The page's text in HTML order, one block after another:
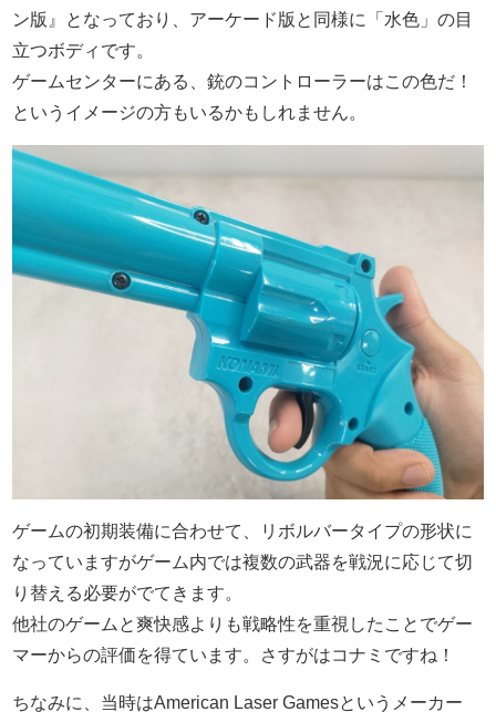
ン版』となっており、アーケード版と同様に「水色」の目
立つボディです。
ゲームセンターにある、銃のコントローラーはこの色だ！
というイメージの方もいるかもしれません。
ゲームの初期装備に合わせて、リボルバータイプの形状に
なっていますがゲーム内では複数の武器を戦況に応じて切
り替える必要がでてきます。
他社のゲームと爽快感よりも戦略性を重視したことでゲー
マーからの評価を得ています。さすがはコナミですね！
ちなみに、当時はAmerican Laser Gamesというメーカー